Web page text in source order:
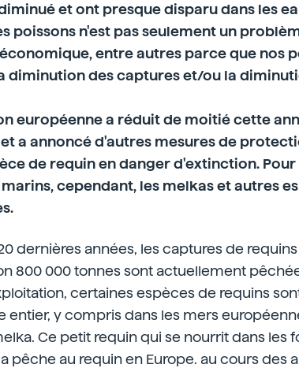
et ont presque disparu dans les
poissons n'est pas seulement un
entre autres parce que nos
diminution des captures et/ou la
européenne a réduit de moitié cette
a annoncé d'autres mesures de
de requin en danger d'extinction.
cependant, les melkas et autres
dernières années, les captures de
800 000 tonnes sont actuellement
certaines espèces de requins
entier, y compris dans les mers
Ce petit requin qui se nourrit dans les
pêche au requin en Europe. au cours des